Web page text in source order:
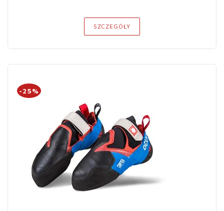
SZCZEGÓŁY
-25%